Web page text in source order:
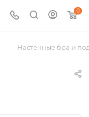
0
— Настенные бра и